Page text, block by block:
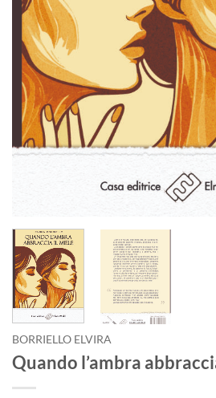
BORRIELLO ELVIRA
Quando l’ambra